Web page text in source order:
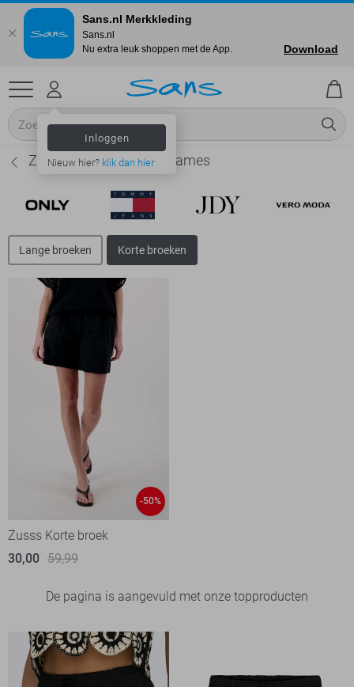
Inloggen
Nieuw hier? klik dan hier
Zusss Korte broeken - Dames
Lange broeken Korte broeken
-50%
Zusss Korte broek
30,00 59,99
De pagina is aangevuld met onze topproducten
Sans.nl Merkkleding
Sans.nl
Nu extra leuk shoppen met de App.
Download